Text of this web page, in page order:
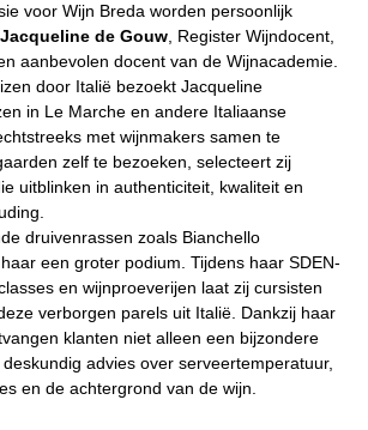
voor Wijn Breda worden persoonlijk
Jacqueline de Gouw, Register Wijndocent,
aanbevolen docent van de Wijnacademie.
door Italië bezoekt Jacqueline
in Le Marche en andere Italiaanse
met wijnmakers samen te
zelf te bezoeken, selecteert zij
uitblinken in authenticiteit, kwaliteit en
druivenrassen zoals Bianchello
een groter podium. Tijdens haar SDEN-
en wijnproeverijen laat zij cursisten
verborgen parels uit Italië. Dankzij haar
klanten niet alleen een bijzondere
advies over serveertemperatuur,
en de achtergrond van de wijn.